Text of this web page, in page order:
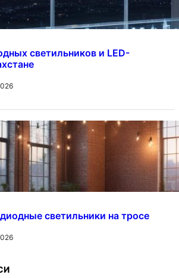
светильников и LED-
светильники на тросе